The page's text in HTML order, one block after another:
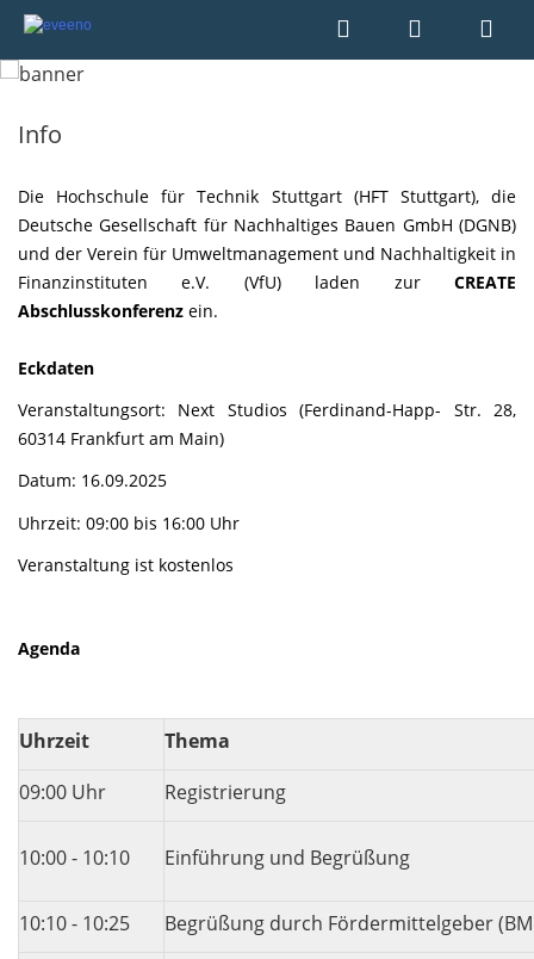
Info
Die Hochschule für Technik Stuttgart (HFT Stuttgart), die
Deutsche Gesellschaft für Nachhaltiges Bauen GmbH (DGNB)
und der Verein für Umweltmanagement und Nachhaltigkeit in
Finanzinstituten e.V. (VfU) laden zur CREATE
Abschlusskonferenz ein.
Eckdaten
Veranstaltungsort: Next Studios (Ferdinand-Happ- Str. 28,
60314 Frankfurt am Main)
Datum: 16.09.2025
Uhrzeit: 09:00 bis 16:00 Uhr
Veranstaltung ist kostenlos
Agenda
Uhrzeit
Thema
09:00 Uhr
Registrierung
10:00 - 10:10 Einführung und Begrüßung
10:10 - 10:25 Begrüßung durch Fördermittelgeber